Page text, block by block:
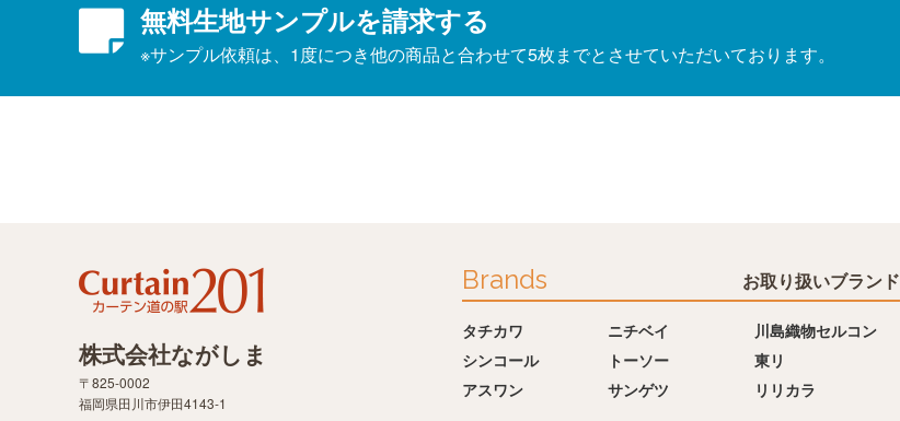
無料生地サンプルを請求する
※サンプル依頼は、1度につき他の商品と合わせて5枚までとさせていただいております。
Brands お取り扱いブランド
タチカワ ニチベイ
川島織物セルコン
シンコール
トーソー
東リ
アスワン
サンゲツ リリカラ
株式会社ながしま
〒825-0002
福岡県田川市伊田4143-1